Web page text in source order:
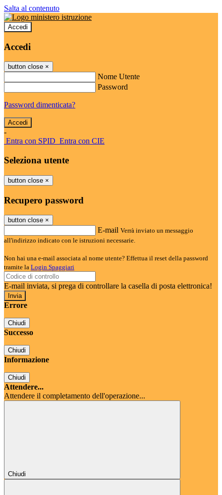
Salta al contenuto
Accedi
Accedi
button close ×
Nome Utente
Password
Password dimenticata?
-
Entra con SPID Entra con CIE
Seleziona utente
button close ×
Recupero password
button close ×
E-mail Verrà inviato un messaggio
all'indirizzo indicato con le istruzioni necessarie.
Non hai una e-mail associata al nome utente? Effettua il reset della password
tramite la Login Spaggiari
E-mail inviata, si prega di controllare la casella di posta elettronica!
Errore
Chiudi
Successo
Chiudi
Informazione
Chiudi
Attendere...
Attendere il completamento dell'operazione...
Chiudi